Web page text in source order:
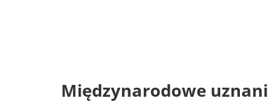
Międzynarodowe